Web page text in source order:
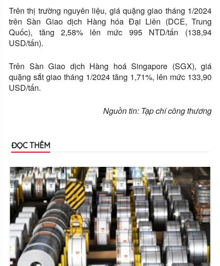
Trên thị trường nguyên liệu, giá quặng giao tháng 1/2024
trên Sàn Giao dịch Hàng hóa Đại Liên (DCE, Trung
Quốc), tăng 2,58% lên mức 995 NTD/tấn (138,94
USD/tấn).
Trên Sàn Giao dịch Hàng hoá Singapore (SGX), giá
quặng sắt giao tháng 1/2024 tăng 1,71%, lên mức 133,90
USD/tấn.
Nguồn tin: Tạp chí công thương
ĐỌC THÊM